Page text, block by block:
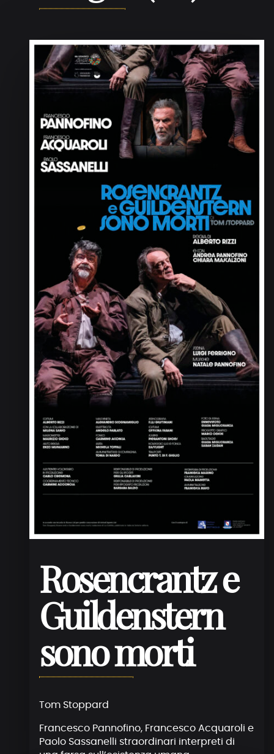
Rosencrantz e
Guildenstern
sono morti
Tom Stoppard
Francesco Pannofino, Francesco Acquaroli e
Paolo Sassanelli straordinari interpreti di